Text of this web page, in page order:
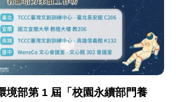
境部第 1 屆「校園永續部門養